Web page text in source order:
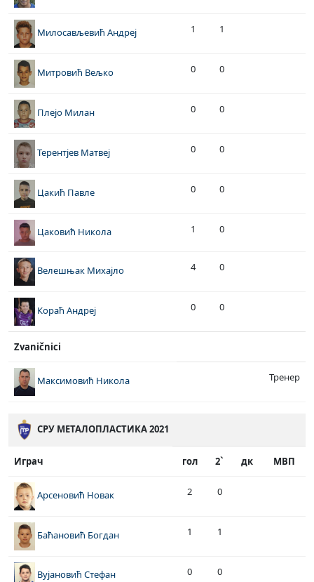
Милосављевић Андреј 1 1
Митровић Вељко 0 0
Плејо Милан 0 0
Терентјев Матвеј 0 0
Цакић Павле 0 0
Цаковић Никола 1 0
Велешњак Михајло 4 0
Кораћ Андреј 0 0
Zvaničnici
Максимовић Никола Тренер
СРУ МЕТАЛОПЛАСТИКА 2021
Играч гол 2` дк МВП
Арсеновић Новак 2 0
Баћановић Богдан 1 1
Вујановић Стефан 0 0